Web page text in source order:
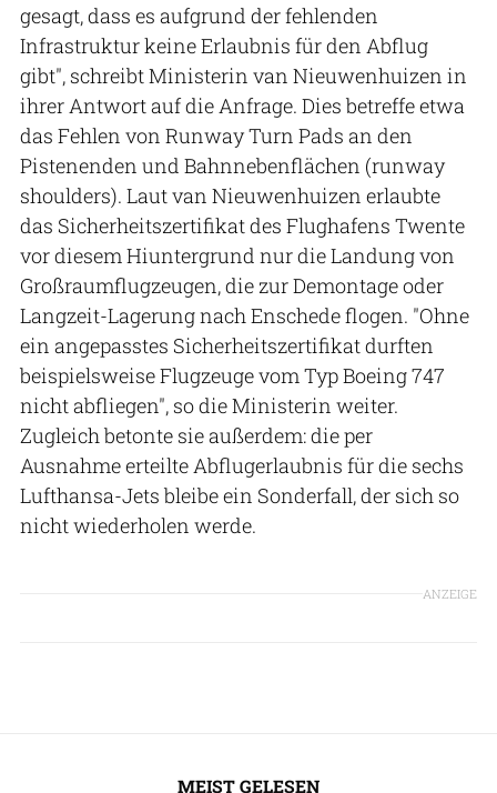
gesagt, dass es aufgrund der fehlenden
Infrastruktur keine Erlaubnis für den Abflug
gibt", schreibt Ministerin van Nieuwenhuizen in
ihrer Antwort auf die Anfrage. Dies betreffe etwa
das Fehlen von Runway Turn Pads an den
Pistenenden und Bahnnebenflächen (runway
shoulders). Laut van Nieuwenhuizen erlaubte
das Sicherheitszertifikat des Flughafens Twente
vor diesem Hiuntergrund nur die Landung von
Großraumflugzeugen, die zur Demontage oder
Langzeit-Lagerung nach Enschede flogen. "Ohne
ein angepasstes Sicherheitszertifikat durften
beispielsweise Flugzeuge vom Typ Boeing 747
nicht abfliegen", so die Ministerin weiter.
Zugleich betonte sie außerdem: die per
Ausnahme erteilte Abflugerlaubnis für die sechs
Lufthansa-Jets bleibe ein Sonderfall, der sich so
nicht wiederholen werde.
ANZEIGE
MEIST GELESEN